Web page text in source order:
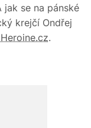
jak se na pánské
krejčí Ondřej
.